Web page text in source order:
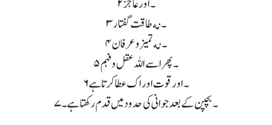
۳۔ نه طاقت گفتار
۴۔ نه تمیز و عرفان
۵۔ پھر اسے اللہ عقل و فہم
۶۔ اور قوت اور اک عطا کرتا ہے
۷۔ بچپن کے بعد جوانی کی حدود میں قدم رکھتا ہے۔